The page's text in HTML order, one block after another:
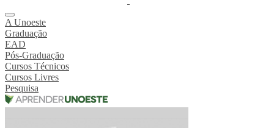
A Unoeste
Graduação
EAD
Pós-Graduação
Cursos Técnicos
Cursos Livres
Pesquisa